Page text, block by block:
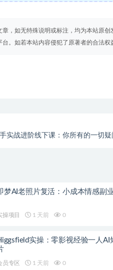
章，如无特殊说明或标注，均为本站原
。如若本站内容侵犯了原著者的合法权
实战进阶线下课：你所有的一切疑
梦AI老照片复活：小成本情感副
操项目 1 天前 0
实操：零影视经验一人AI
员专区 1 天前 0